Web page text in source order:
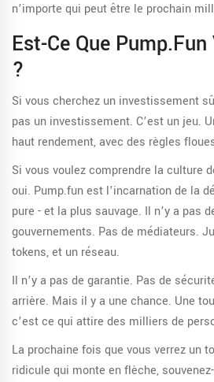
n’importe qui peut être le prochain
Est-Ce Que
?
Si vous cherchez un investissement
pas un investissement. C’est un jeu.
haut rendement, avec des règles
Si vous voulez comprendre la culture
oui. Pump.fun est l’incarnation de la
pure - et la plus sauvage. Il n’y a pas
gouvernements. Pas de médiateurs.
tokens, et un réseau.
Il n’y a pas de garantie. Pas de
arrière. Mais il y a une chance. Une
c’est ce qui attire des milliers de
La prochaine fois que vous verrez un
ridicule qui monte en flèche,